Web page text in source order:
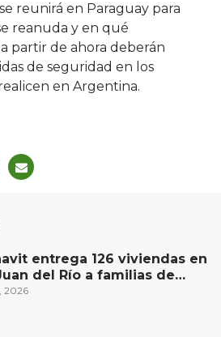
reunirá en Paraguay para
reanuda y en qué
partir de ahora deberán
de seguridad en los
en Argentina.
entrega 126 viviendas en
del Río a familias de
ingresos
2026